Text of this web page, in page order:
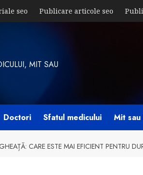
seo Publicare articole seo
MIT SAU
Doctori Sfatul medicului Mit sau
CARE ESTE MAI EFICIENT PENTRU